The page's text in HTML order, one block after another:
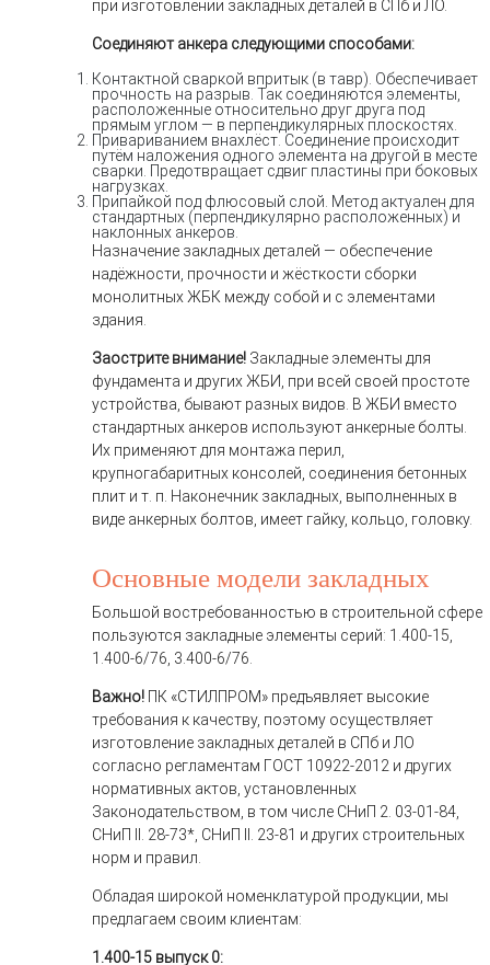
при изготовлении закладных деталей в СПб и ЛО.
Соединяют анкера следующими способами:
Контактной сваркой впритык (в тавр). Обеспечивает
прочность на разрыв. Так соединяются элементы,
расположенные относительно друг друга под
прямым углом — в перпендикулярных плоскостях.
Привариванием внахлёст. Соединение происходит
путём наложения одного элемента на другой в месте
сварки. Предотвращает сдвиг пластины при боковых
нагрузках.
Припайкой под флюсовый слой. Метод актуален для
стандартных (перпендикулярно расположенных) и
наклонных анкеров.
Назначение закладных деталей — обеспечение
надёжности, прочности и жёсткости сборки
монолитных ЖБК между собой и с элементами
здания.
Заострите внимание! Закладные элементы для
фундамента и других ЖБИ, при всей своей простоте
устройства, бывают разных видов. В ЖБИ вместо
стандартных анкеров используют анкерные болты.
Их применяют для монтажа перил,
крупногабаритных консолей, соединения бетонных
плит и т. п. Наконечник закладных, выполненных в
виде анкерных болтов, имеет гайку, кольцо, головку.
Основные модели закладных
Большой востребованностью в строительной сфере
пользуются закладные элементы серий: 1.400-15,
1.400-6/76, 3.400-6/76.
Важно! ПК «СТИЛПРОМ» предъявляет высокие
требования к качеству, поэтому осуществляет
изготовление закладных деталей в СПб и ЛО
согласно регламентам ГОСТ 10922-2012 и других
нормативных актов, установленных
Законодательством, в том числе СНиП 2. 03-01-84,
СНиП II. 28-73*, СНиП II. 23-81 и других строительных
норм и правил.
Обладая широкой номенклатурой продукции, мы
предлагаем своим клиентам:
1.400-15 выпуск 0: